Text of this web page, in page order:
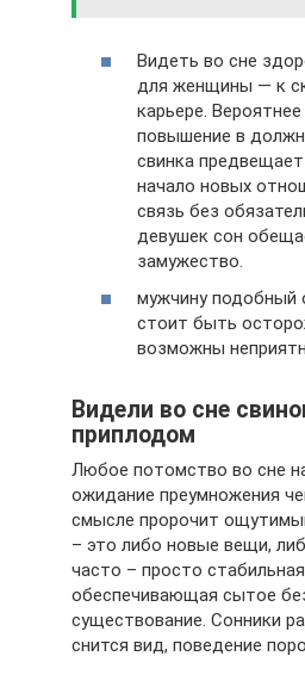
Видеть во сне
для женщины — к
карьере.
повышение в
свинка
начало новых
связь без
девушек сон
замужество.
мужчину подобный
стоит быть
возможны
Видели во сне
приплодом
Любое потомство во сне
ожидание преумножения
смысле пророчит
– это либо новые вещи,
часто – просто
обеспечивающая сытое
существование. Сонники
снится вид, поведение